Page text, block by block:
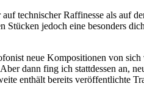
technischer Raffinesse als auf
Stücken jedoch eine besonders
neue Kompositionen von
dann fing ich stattdessen an,
enthält bereits veröffentlichte